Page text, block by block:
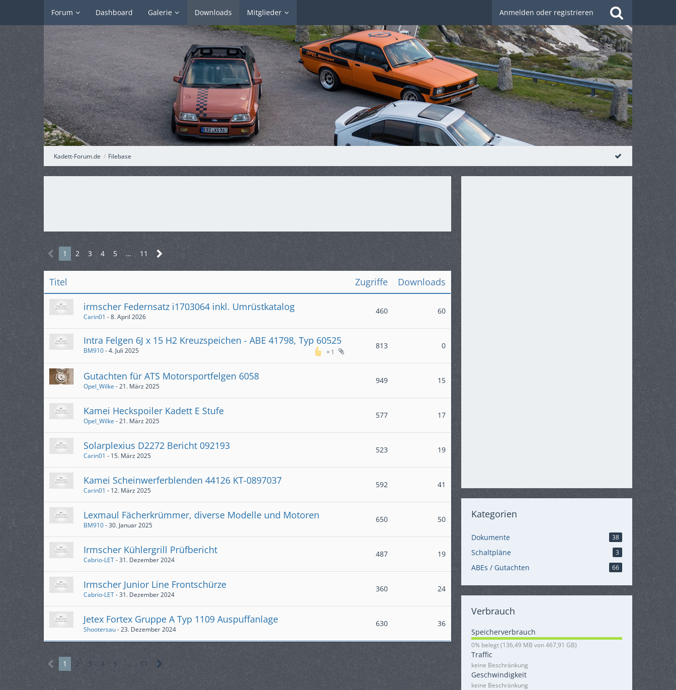
Forum Dashboard Galerie Downloads Mitglieder Anmelden oder registrieren
Kadett-Forum.de Filebase
1 2 3 4 5 … 11
Titel Zugriffe Downloads
irmscher Federnsatz i1703064 inkl. Umrüstkatalog
Carin01 -8. April 2026
460 60
Intra Felgen 6J x 15 H2 Kreuzspeichen - ABE 41798, Typ 60525
1
BM910-4. Juli 2025
813 0
Gutachten für ATS Motorsportfelgen 6058
Opel_Wilke -21. März 2025
949 15
Kamei Heckspoiler Kadett E Stufe
Opel_Wilke -21. März 2025
577 17
Solarplexius D2272 Bericht 092193
Carin01 - 15. März 2025
523 19
Kamei Scheinwerferblenden 44126 KT-0897037
Carin01 - 12. März 2025
592 41
Lexmaul Fächerkrümmer, diverse Modelle und Motoren
BM910-30. Januar 2025
650 50
Irmscher Kühlergrill Prüfbericht
Cabrio-LET-31. Dezember 2024
487 19
Irmscher Junior Line Frontschürze
Cabrio-LET-31. Dezember 2024
360 24
Jetex Fortex Gruppe A Typ 1109 Auspuffanlage
Shootersau-23. Dezember 2024
630 36
1 2 3 4 5 … 11
Kategorien
Dokumente 38
Schaltpläne 3
ABEs / Gutachten 66
Verbrauch
Speicherverbrauch
0
,
0
3
%
0% belegt (136,49 MB von 467,91 GB)
Traffic
keine Beschränkung
Geschwindigkeit
keine Beschränkung